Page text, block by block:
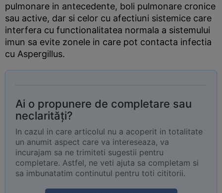
pulmonare in antecedente, boli pulmonare cronice
sau active, dar si celor cu afectiuni sistemice care
interfera cu functionalitatea normala a sistemului
imun sa evite zonele in care pot contacta infectia
cu Aspergillus.
Ai o propunere de completare sau
neclarități?
In cazul in care articolul nu a acoperit in totalitate
un anumit aspect care va intereseaza, va
incurajam sa ne trimiteti sugestii pentru
completare. Astfel, ne veti ajuta sa completam si
sa imbunatatim continutul pentru toti cititorii.